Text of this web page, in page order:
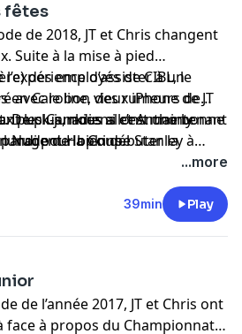
fêtes
de 2018, JT et Chris changent
Suite à la mise à pied
des employés de CIBL, le
avec le bon vieux iPhone de JT
De plus, nous allons maintenant
pour bien débuter la
d’assister à un
en Caroline, des rumeurs de
les Canadiens et Anthony
Nugent-Hopkins.
puck-junkies si c’est une bonne
de la Coupe Stanley à
...more
39min Play
de l’année 2017, JT et Chris ont
face à propos du Championnat